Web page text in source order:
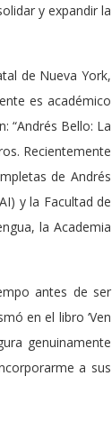
y expandir la
de Nueva York,
es académico
“Andrés Bello: La
Recientemente
de Andrés
y la Facultad de
la Academia
antes de ser
en el libro ‘Ven
genuinamente
a sus